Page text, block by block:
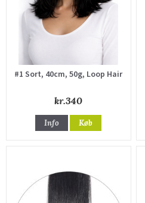
#1 Sort, 40cm, 50g, Loop Hair
kr.340
Info Køb